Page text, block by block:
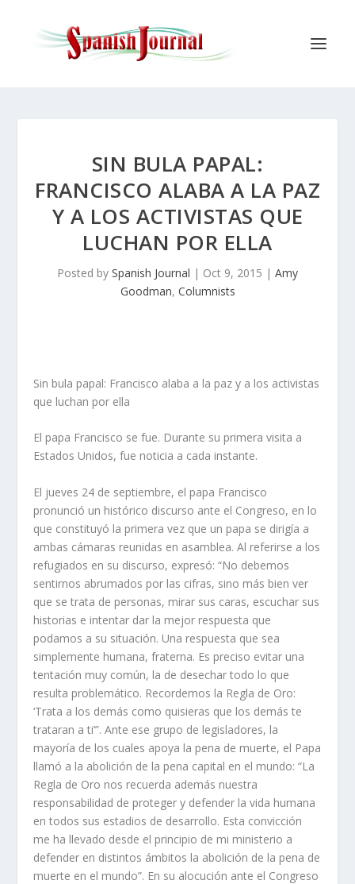
SIN BULA PAPAL:
FRANCISCO ALABA A LA PAZ
Y A LOS ACTIVISTAS QUE
LUCHAN POR ELLA
Posted by Spanish Journal | Oct 9, 2015 | Amy
Goodman, Columnists
Sin bula papal: Francisco alaba a la paz y a los activistas
que luchan por ella
El papa Francisco se fue. Durante su primera visita a
Estados Unidos, fue noticia a cada instante.
El jueves 24 de septiembre, el papa Francisco
pronunció un histórico discurso ante el Congreso, en lo
que constituyó la primera vez que un papa se dirigía a
ambas cámaras reunidas en asamblea. Al referirse a los
refugiados en su discurso, expresó: “No debemos
sentirnos abrumados por las cifras, sino más bien ver
que se trata de personas, mirar sus caras, escuchar sus
historias e intentar dar la mejor respuesta que
podamos a su situación. Una respuesta que sea
simplemente humana, fraterna. Es preciso evitar una
tentación muy común, la de desechar todo lo que
resulta problemático. Recordemos la Regla de Oro:
‘Trata a los demás como quisieras que los demás te
trataran a ti’”. Ante ese grupo de legisladores, la
mayoría de los cuales apoya la pena de muerte, el Papa
llamó a la abolición de la pena capital en el mundo: “La
Regla de Oro nos recuerda además nuestra
responsabilidad de proteger y defender la vida humana
en todos sus estadios de desarrollo. Esta convicción
me ha llevado desde el principio de mi ministerio a
defender en distintos ámbitos la abolición de la pena de
muerte en el mundo”. En su alocución ante el Congreso